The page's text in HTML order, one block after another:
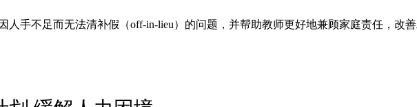
手不足而无法清补假（off-in-lieu）的问题，并帮助教师更好地兼顾家庭责任，改善